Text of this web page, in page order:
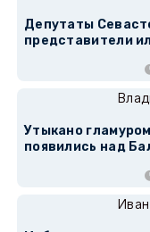
Депутаты
представители
Утыкано
появились над